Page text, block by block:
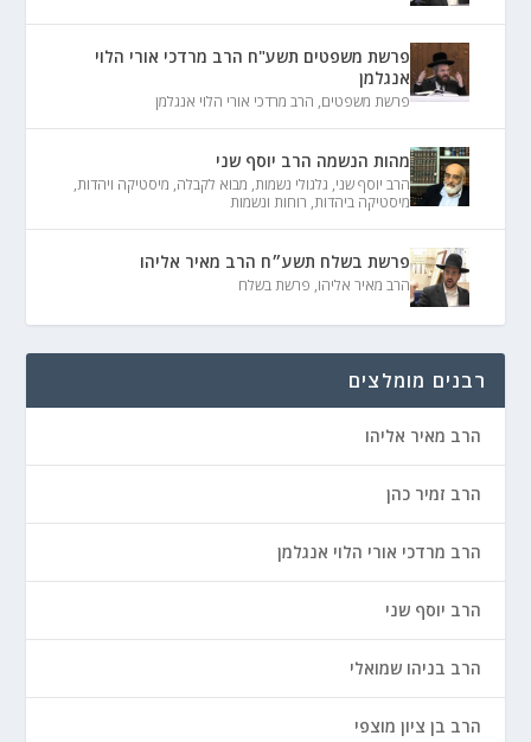
פרשת משפטים תשע"ח הרב מרדכי אורי הלוי
אנגלמן
פרשת משפטים, הרב מרדכי אורי הלוי אנגלמן
מהות הנשמה הרב יוסף שני
הרב יוסף שני, גלגולי נשמות, מבוא לקבלה, מיסטיקה ויהדות,
מיסטיקה ביהדות, רוחות ונשמות
פרשת בשלח תשע״ח הרב מאיר אליהו
הרב מאיר אליהו, פרשת בשלח
רבנים מומלצים
הרב מאיר אליהו
הרב זמיר כהן
הרב מרדכי אורי הלוי אנגלמן
הרב יוסף שני
הרב בניהו שמואלי
הרב בן ציון מוצפי